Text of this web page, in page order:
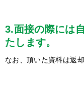
3.面接の際には
たします。
なお、頂いた資料は返